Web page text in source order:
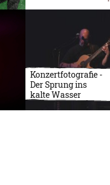
Konzertfotografie -
Der Sprung ins
kalte Wasser